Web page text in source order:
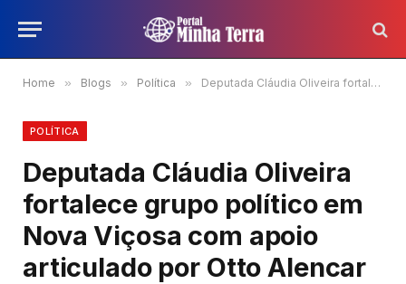
Home » Blogs » Política » Deputada Cláudia Oliveira fortalece grupo político em Nova Viçosa com apoio articulado por Otto Alencar
POLÍTICA
Deputada Cláudia Oliveira
fortalece grupo político em
Nova Viçosa com apoio
articulado por Otto Alencar